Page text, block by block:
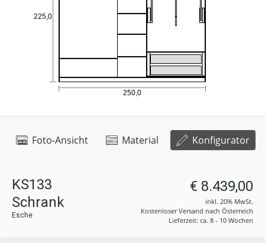
Foto-Ansicht Material Konfigurator
KS133
Schrank
Esche
€ 8.439,00
inkl. 20% MwSt.
Kostenloser Versand nach Österreich
Lieferzeit: ca. 8 - 10 Wochen